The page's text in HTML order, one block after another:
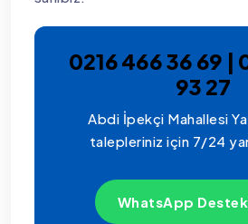
0216 466 36 69 |
93 27
Abdi İpekçi Mahallesi
talepleriniz için 7/24
WhatsApp